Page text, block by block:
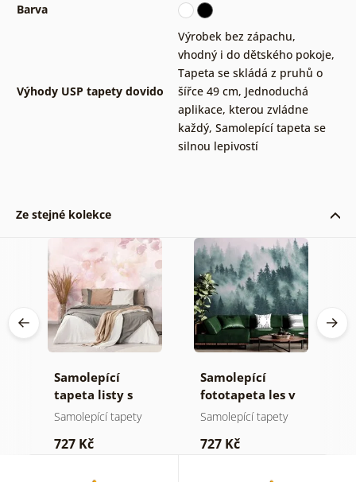
Barva
Výhody USP tapety dovido
Výrobek bez zápachu,
vhodný i do dětského pokoje,
Tapeta se skládá z pruhů o
šířce 49 cm, Jednoduchá
aplikace, kterou zvládne
každý, Samolepící tapeta se
silnou lepivostí
Ze stejné kolekce
Samolepící
tapeta listy s
pastelovým
Samolepící tapety
727 Kč
Samolepící
fototapeta les v
mlze
Samolepící tapety
727 Kč